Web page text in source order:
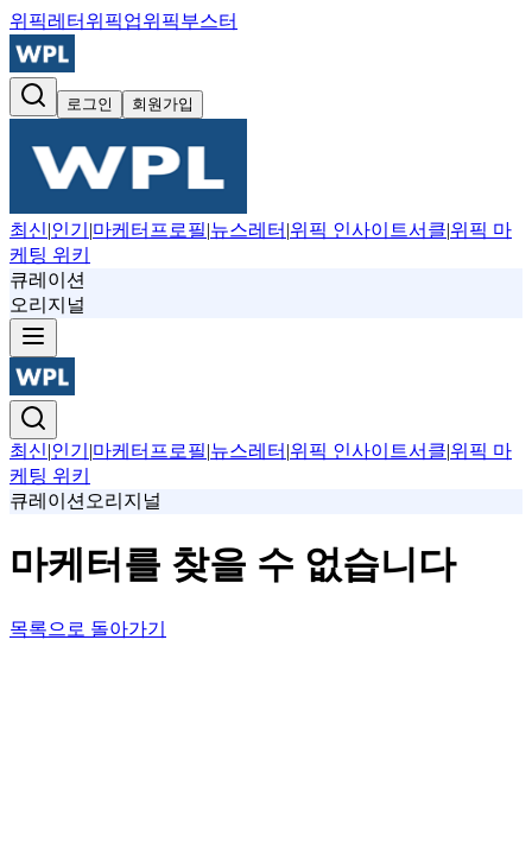
위픽레터 위픽업위픽부스터
로그인 회원가입
최신|인기 |마케터프로필|뉴스레터 |위픽 인사이트서클|위픽 마
케팅 위키
큐레이션
오리지널
최신|인기 |마케터프로필|뉴스레터 |위픽 인사이트서클|위픽 마
케팅 위키
큐레이션 오리지널
마케터를 찾을 수 없습니다
목록으로 돌아가기